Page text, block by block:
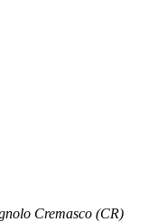
Cremasco (CR)